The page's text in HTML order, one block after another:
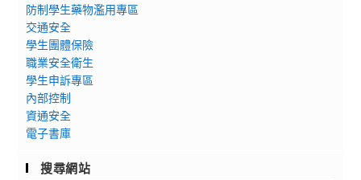
防制學生藥物濫用專區
交通安全
學生團體保險
職業安全衛生
學生申訴專區
內部控制
資通安全
電子書庫
搜尋網站